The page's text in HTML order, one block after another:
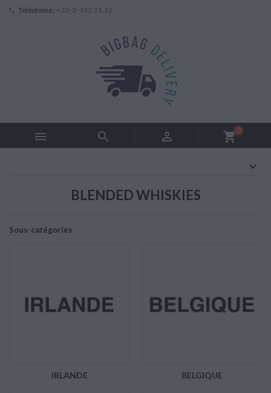
Téléphone: +32-2-742.21.12
   shopping_cart0
BLENDED WHISKIES
Sous-catégories
IRLANDE BELGIQUE